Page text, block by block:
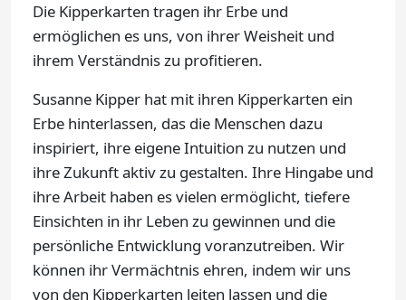
Die Kipperkarten tragen ihr Erbe und
ermöglichen es uns, von ihrer Weisheit und
ihrem Verständnis zu profitieren.
Susanne Kipper hat mit ihren Kipperkarten ein
Erbe hinterlassen, das die Menschen dazu
inspiriert, ihre eigene Intuition zu nutzen und
ihre Zukunft aktiv zu gestalten. Ihre Hingabe und
ihre Arbeit haben es vielen ermöglicht, tiefere
Einsichten in ihr Leben zu gewinnen und die
persönliche Entwicklung voranzutreiben. Wir
können ihr Vermächtnis ehren, indem wir uns
von den Kipperkarten leiten lassen und die